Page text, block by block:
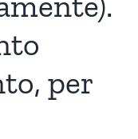
per